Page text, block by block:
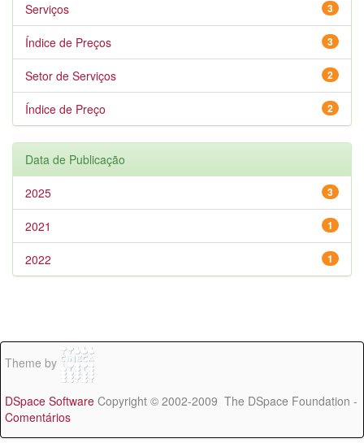
3
Serviços
3
Índice de Preços
2
Setor de Serviços
2
Índice de Preço
Data de Publicação
3
2025
1
2021
1
2022
Theme by
DSpace Software Copyright © 2002-2009 The DSpace Foundation -
Comentários